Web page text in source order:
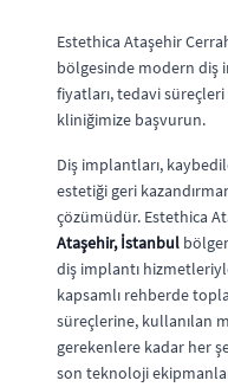
Estethica Ataşehir
bölgesinde modern diş
fiyatları, tedavi
kliniğimize başvurun.
Diş implantları,
estetiği geri
çözümüdür. Estethica
Ataşehir, İstanbul
diş implantı
kapsamlı rehberde
süreçlerine, kullanılan
gerekenlere kadar her
son teknoloji